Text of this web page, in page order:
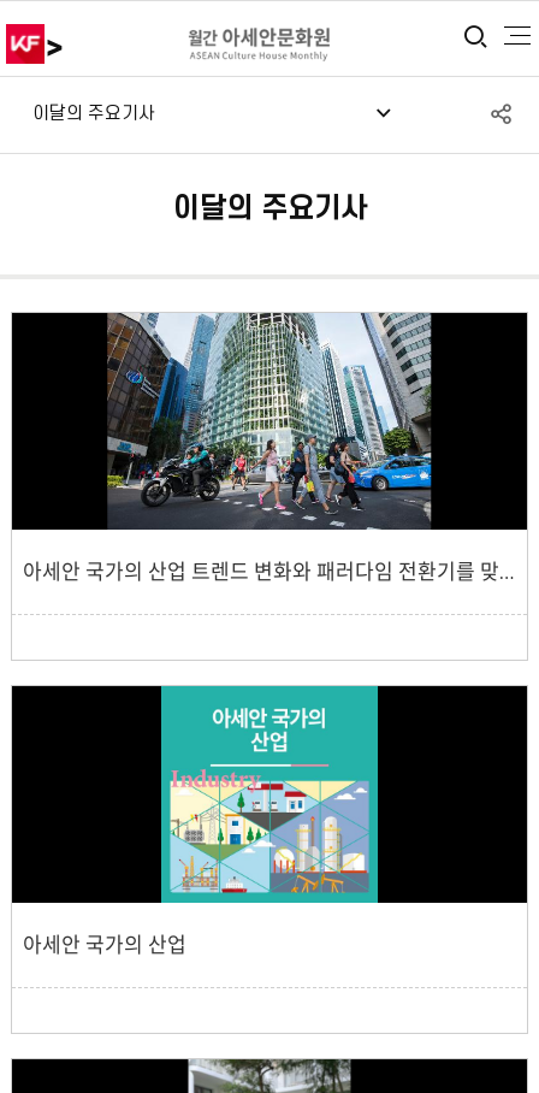
> 통
이달의 주요기사
이달의 주요기사
아세안 국가의 산업 트렌드 변화와 패러다임 전환기를 맞은 투자 전략
아세안 국가의 산업